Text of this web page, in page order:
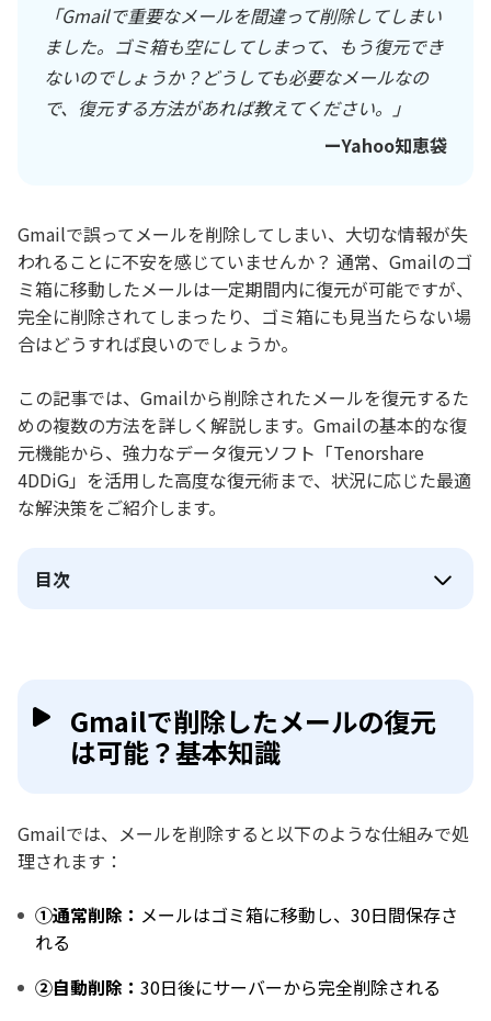
「Gmailで重要なメールを間違って削除してしまい
ました。ゴミ箱も空にしてしまって、もう復元でき
ないのでしょうか？どうしても必要なメールなの
で、復元する方法があれば教えてください。」
ーYahoo知恵袋
Gmailで誤ってメールを削除してしまい、大切な情報が失
われることに不安を感じていませんか？ 通常、Gmailのゴ
ミ箱に移動したメールは一定期間内に復元が可能ですが、
完全に削除されてしまったり、ゴミ箱にも見当たらない場
合はどうすれば良いのでしょうか。
この記事では、Gmailから削除されたメールを復元するた
めの複数の方法を詳しく解説します。Gmailの基本的な復
元機能から、強力なデータ復元ソフト「Tenorshare
4DDiG」を活用した高度な復元術まで、状況に応じた最適
な解決策をご紹介します。
目次
Gmailで削除したメールの復元
は可能？基本知識
Gmailでは、メールを削除すると以下のような仕組みで処
理されます：
①通常削除： メールはゴミ箱に移動し、30日間保存さ
れる
②自動削除： 30日後にサーバーから完全削除される